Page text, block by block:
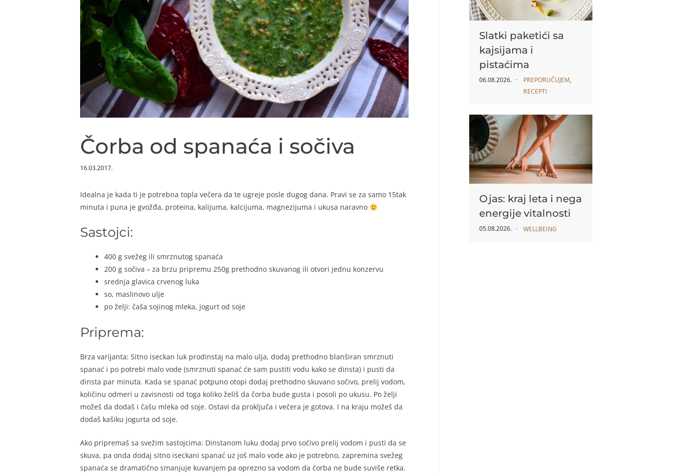
Čorba od spanaća i sočiva
16.03.2017.
Idealna je kada ti je potrebna topla večera da te ugreje posle dugog dana. Pravi se za samo 15tak
minuta i puna je gvožđa, proteina, kalijuma, kalcijuma, magnezijuma i ukusa naravno
Sastojci:
400 g svežeg ili smrznutog spanaća
200 g sočiva – za brzu pripremu 250g prethodno skuvanog ili otvori jednu konzervu
srednja glavica crvenog luka
so, maslinovo ulje
po želji: čaša sojinog mleka, jogurt od soje
Priprema:
Brza varijanta: Sitno iseckan luk prodinstaj na malo ulja, dodaj prethodno blanširan smrznuti
spanać i po potrebi malo vode (smrznuti spanać će sam pustiti vodu kako se dinsta) i pusti da
dinsta par minuta. Kada se spanać potpuno otopi dodaj prethodno skuvano sočivo, prelij vodom,
količinu odmeri u zavisnosti od toga koliko želiš da čorba bude gusta i posoli po ukusu. Po želji
možeš da dodaš i čašu mleka od soje. Ostavi da proključa i večera je gotova. I na kraju možeš da
dodaš kašiku jogurta od soje.
Ako pripremaš sa svežim sastojcima: Dinstanom luku dodaj prvo sočivo prelij vodom i pusti da se
skuva, pa onda dodaj sitno iseckani spanać uz još malo vode ako je potrebno, zapremina svežeg
spanaća se dramatično smanjuje kuvanjem pa oprezno sa vodom da čorba ne bude suviše retka.
Slatki paketići sa
kajsijama i
pistaćima
06.08.2026. PREPORUČUJEM,
RECEPTI
Ojas: kraj leta i nega
energije vitalnosti
05.08.2026. WELLBEING